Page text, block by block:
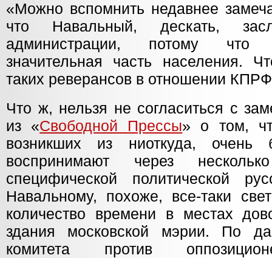
«Можно вспомнить недавнее
что Навальный, дескать,
администрации, потому что
значительная часть населения.
таких реверансов в отношении
Что ж, нельзя не согласиться с
из «Свободной Прессы» о том,
возникших из ниоткуда, очень
воспринимают через
специфической политической
Навальному, похоже, все-таки
количество времени в местах
здания московской мэрии. По
комитета против